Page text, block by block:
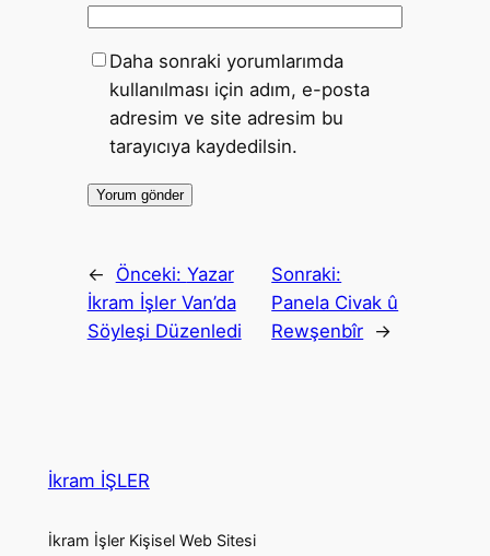
Daha sonraki yorumlarımda
kullanılması için adım, e-posta
adresim ve site adresim bu
tarayıcıya kaydedilsin.
← Önceki: Yazar
İkram İşler Van’da
Söyleşi Düzenledi
Sonraki:
Panela Civak û
Rewşenbîr →
İkram İŞLER
İkram İşler Kişisel Web Sitesi